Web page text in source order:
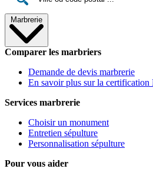
Marbrerie
Comparer les marbriers
Demande de devis marbrerie
En savoir plus sur la certification
Services marbrerie
Choisir un monument
Entretien sépulture
Personnalisation sépulture
Pour vous aider